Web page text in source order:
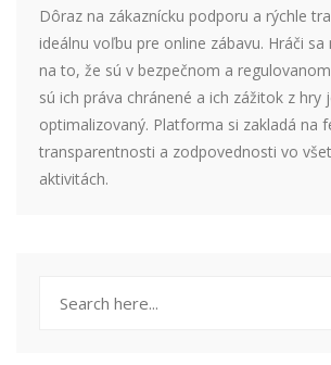
Dôraz na zákaznícku podporu a rýchle
ideálnu voľbu pre online zábavu. Hráči
na to, že sú v bezpečnom a
sú ich práva chránené a ich zážitok z hry
optimalizovaný. Platforma si zakladá na
transparentnosti a zodpovednosti vo
aktivitách.